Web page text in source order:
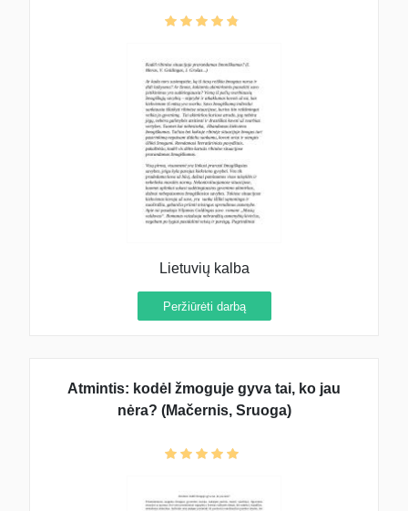
Lietuvių kalba
Peržiūrėti darbą
Atmintis: kodėl žmoguje gyva tai, ko jau
nėra? (Mačernis, Sruoga)